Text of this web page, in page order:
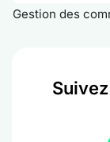
Gestion des